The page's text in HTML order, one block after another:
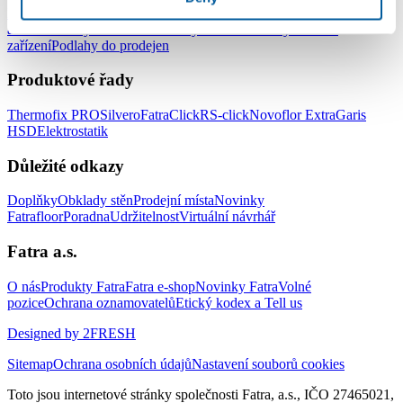
a zdravotnických zařízení
zařízeníPodlahy do prodejen
Produktové řady
Thermofix PROSilveroFatraClickRS-clickNovoflor ExtraGaris
HSDElektrostatik
Důležité odkazy
DoplňkyObklady stěnProdejní místaNovinky
FatrafloorPoradnaUdržitelnostVirtuální návrhář
Fatra a.s.
O násProdukty FatraFatra e-shopNovinky FatraVolné
poziceOchrana oznamovatelůEtický kodex a Tell us
Designed by 2FRESH
SitemapOchrana osobních údajůNastavení souborů cookies
Toto jsou internetové stránky společnosti Fatra, a.s., IČO 27465021,